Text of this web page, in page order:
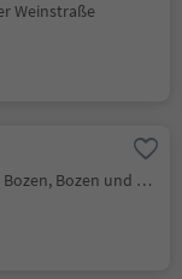
Weinstraße
Bozen Zentrum, Bozen, Bozen und Umgebung